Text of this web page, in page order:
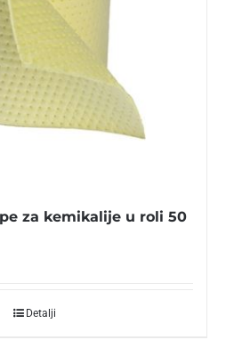
za kemikalije u roli 50
Detalji